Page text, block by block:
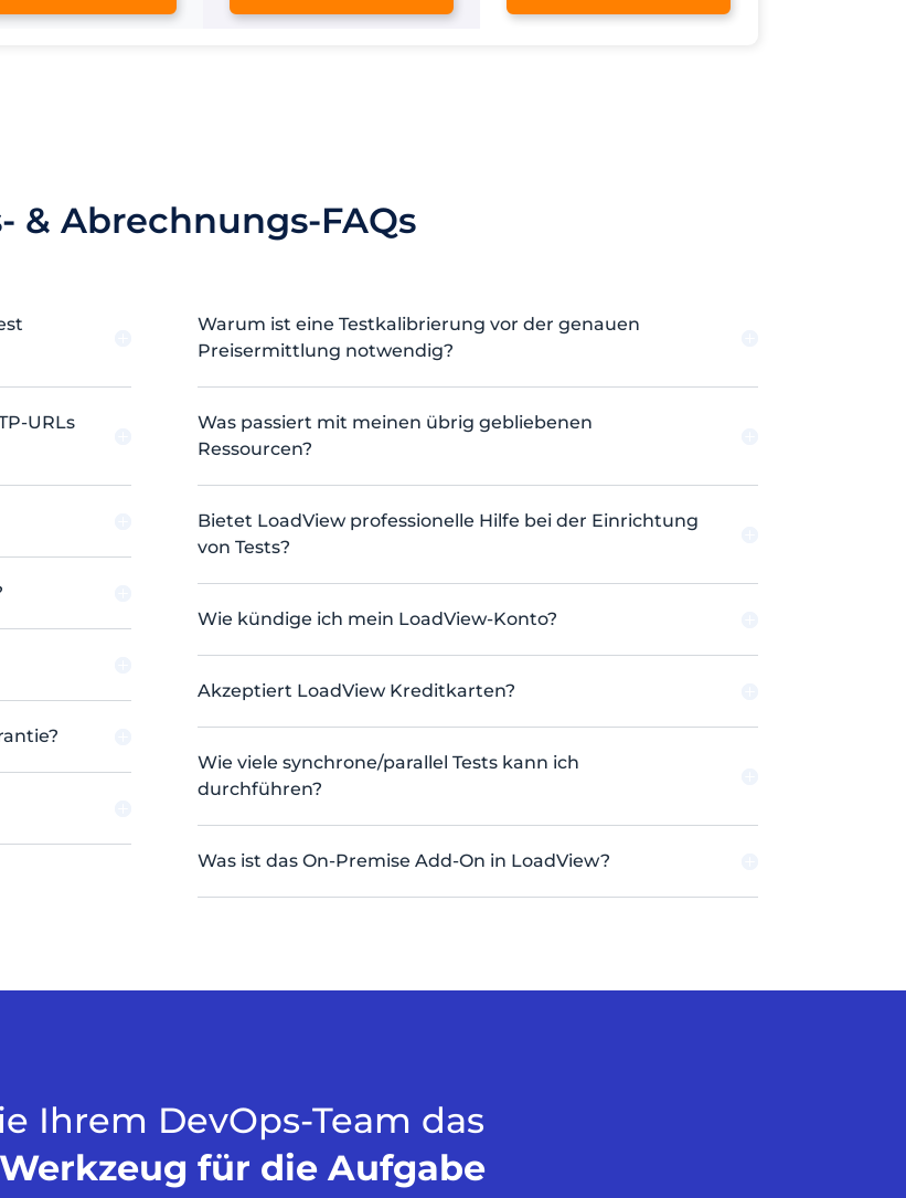
& Abrechnungs-FAQs
URLs
Warum ist eine Testkalibrierung vor der genauen
Preisermittlung notwendig?
Was passiert mit meinen übrig gebliebenen
Ressourcen?
Bietet LoadView professionelle Hilfe bei der Einrichtung
von Tests?
Wie kündige ich mein LoadView-Konto?
Akzeptiert LoadView Kreditkarten?
Wie viele synchrone/parallel Tests kann ich
durchführen?
Was ist das On-Premise Add-On in LoadView?
Ihrem DevOps-Team das
für die Aufgabe